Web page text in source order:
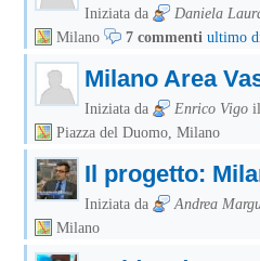
Iniziata da Daniela
Milano
7 commenti ultimo
Milano Area
Iniziata da Enrico Vigo il
Piazza del Duomo, Milano
Il progetto:
Iniziata da Andrea
Milano